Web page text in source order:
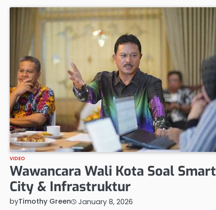
VIDEO
Wawancara Wali Kota Soal Smart
City & Infrastruktur
byTimothy Green January 8, 2026